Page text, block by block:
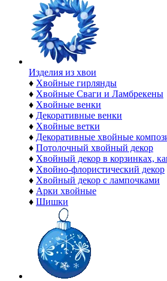
Изделия из хвои
♦ Хвойные гирлянды
♦ Хвойные Сваги и Ламбрекены
♦ Хвойные венки
♦ Декоративные венки
♦ Хвойные ветки
♦ Декоративные хвойные
♦ Потолочный хвойный декор
♦ Хвойный декор в корзинках,
♦ Хвойно-флористический декор
♦ Хвойный декор с лампочками
♦ Арки хвойные
♦ Шишки